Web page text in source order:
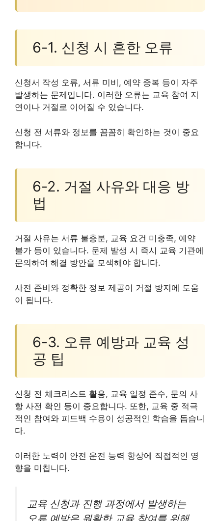
6-1. 신청 시 흔한 오류
신청서 작성 오류, 서류 미비, 예약 중복 등이 자주
발생하는 문제입니다. 이러한 오류는 교육 참여 지
연이나 거절로 이어질 수 있습니다.
신청 전 서류와 정보를 꼼꼼히 확인하는 것이 중요
합니다.
6-2. 거절 사유와 대응 방
법
거절 사유는 서류 불충분, 교육 요건 미충족, 예약
불가 등이 있습니다. 문제 발생 시 즉시 교육 기관에
문의하여 해결 방안을 모색해야 합니다.
사전 준비와 정확한 정보 제공이 거절 방지에 도움
이 됩니다.
6-3. 오류 예방과 교육 성
공 팁
신청 전 체크리스트 활용, 교육 일정 준수, 문의 사
항 사전 확인 등이 중요합니다. 또한, 교육 중 적극
적인 참여와 피드백 수용이 성공적인 학습을 돕습니
다.
이러한 노력이 안전 운전 능력 향상에 직접적인 영
향을 미칩니다.
교육 신청과 진행 과정에서 발생하는
오류 예방은 원활한 교육 참여를 위해